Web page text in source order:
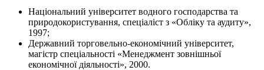
Національний університет водного господарства та
природокористування, спеціаліст з «Обліку та аудиту»,
1997;
Державний торговельно-економічний університет,
магістр спеціальності «Менеджмент зовнішньої
економічної діяльності», 2000.